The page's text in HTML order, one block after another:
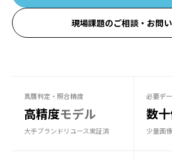
現場課題のご相談・お問
真贋判定・照合精度
高精度モデル
大手ブランドリユース実証済
必要デ
数
少量画